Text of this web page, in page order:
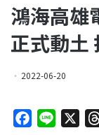
鴻海高雄
正式動土
2022-06-20